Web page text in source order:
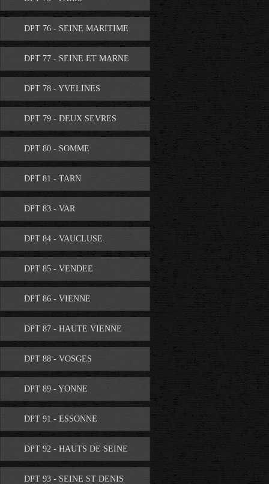
DPT 76 - SEINE MARITIME
DPT 77 - SEINE ET MARNE
DPT 78 - YVELINES
DPT 79 - DEUX SEVRES
DPT 80 - SOMME
DPT 81 - TARN
DPT 83 - VAR
DPT 84 - VAUCLUSE
DPT 85 - VENDEE
DPT 86 - VIENNE
DPT 87 - HAUTE VIENNE
DPT 88 - VOSGES
DPT 89 - YONNE
DPT 91 - ESSONNE
DPT 92 - HAUTS DE SEINE
DPT 93 - SEINE ST DENIS